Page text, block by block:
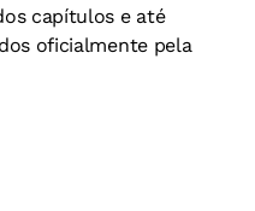
capítulos e até
oficialmente pela